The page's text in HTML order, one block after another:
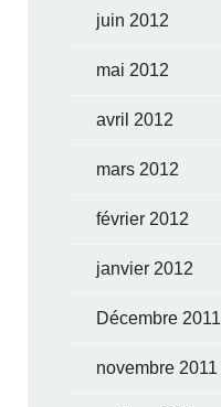
juin 2012
mai 2012
avril 2012
mars 2012
février 2012
janvier 2012
Décembre 2011
novembre 2011